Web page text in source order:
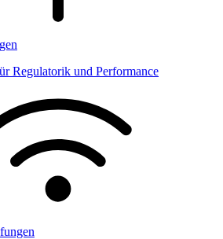
Regulatorik und Performance